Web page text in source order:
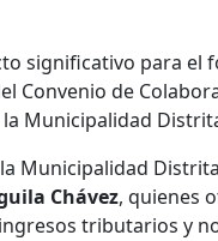
significativo para
Convenio de
Municipalidad
Municipalidad
Chávez, quienes
tributarios y